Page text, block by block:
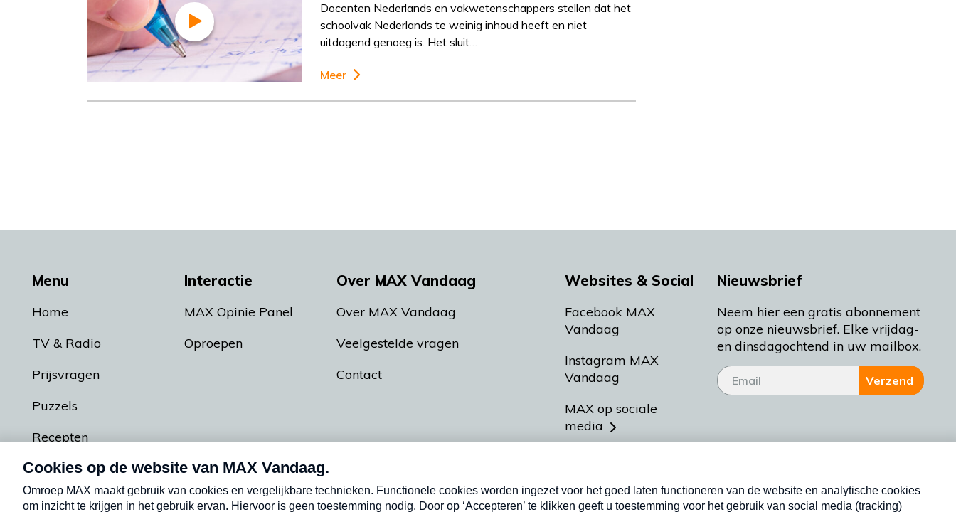
Docenten Nederlands en vakwetenschappers stellen dat het
schoolvak Nederlands te weinig inhoud heeft en niet
uitdagend genoeg is. Het sluit…
Meer
Menu
Home
TV & Radio
Prijsvragen
Puzzels
Recepten
Podcasts
Interactie
MAX Opinie Panel
Oproepen
Over MAX Vandaag
Over MAX Vandaag
Veelgestelde vragen
Contact
Websites & Social
Facebook MAX
Vandaag
Instagram MAX
Vandaag
MAX op sociale
media
Meldpunt Actueel
Nieuwsbrief
Neem hier een gratis abonnement
op onze nieuwsbrief. Elke vrijdag-
en dinsdagochtend in uw mailbox.
Verzend
Nieuwsbrief